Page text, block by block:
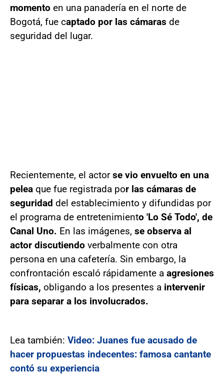
momento en una panadería en el norte de
Bogotá, fue captado por las cámaras de
seguridad del lugar.
Recientemente, el actorse vio envuelto en una
pelea que fue registrada por las cámaras de
seguridad del establecimiento y difundidas por
el programa de entretenimiento 'Lo Sé Todo', de
Canal Uno. En las imágenes, se observa al
actor discutiendo verbalmente con otra
persona en una cafetería. Sin embargo, la
confrontación escaló rápidamente a agresiones
físicas, obligando a los presentes a intervenir
para separar a los involucrados.
Lea también: Video: Juanes fue acusado de
hacer propuestas indecentes: famosa cantante
contó su experiencia